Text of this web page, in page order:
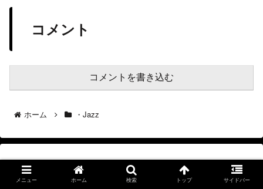
コメント
コメントを書き込む
ホーム ・Jazz
プロフィール
メニュー ホーム 検索 トップ サイドバー